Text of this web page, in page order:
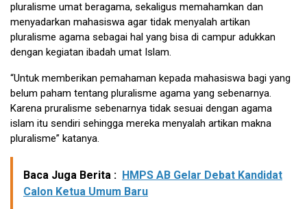
pluralisme umat beragama, sekaligus memahamkan dan
menyadarkan mahasiswa agar tidak menyalah artikan
pluralisme agama sebagai hal yang bisa di campur adukkan
dengan kegiatan ibadah umat Islam.
“Untuk memberikan pemahaman kepada mahasiswa bagi yang
belum paham tentang pluralisme agama yang sebenarnya.
Karena pruralisme sebenarnya tidak sesuai dengan agama
islam itu sendiri sehingga mereka menyalah artikan makna
pluralisme” katanya.
Baca Juga Berita : HMPS AB Gelar Debat Kandidat
Calon Ketua Umum Baru